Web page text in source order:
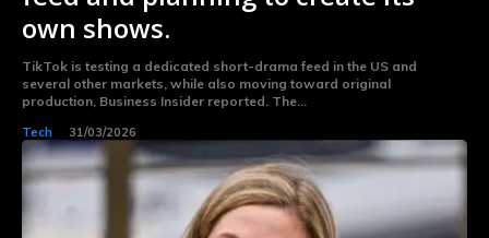
own shows.
TikTok is testing a dedicated short-drama feed in the US and
several other markets, while also moving toward original
production, Business Insider reported. The...
Tech 31/03/2026